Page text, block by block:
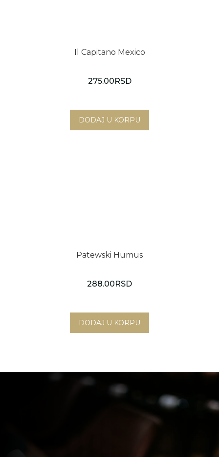
Il Capitano Mexico
275.00 RSD
Patewski Humus
288.00 RSD